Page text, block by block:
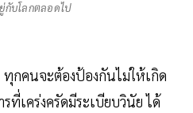
กับโลกตลอดไป
กคนจะต้องป้องกันไม่ให้เกิด
ที่เคร่งครัดมีระเบียบวินัย ได้